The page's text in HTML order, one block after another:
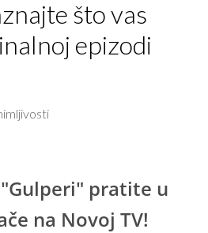
što vas
epizodi
pratite u
na Novoj TV!